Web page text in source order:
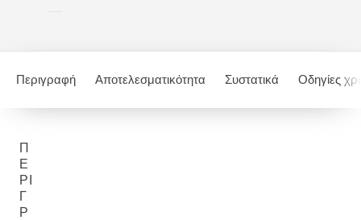
Περιγραφή Αποτελεσματικότητα Συστατικά Οδηγίες
Π
Ε
ΡΙ
Γ
Ρ